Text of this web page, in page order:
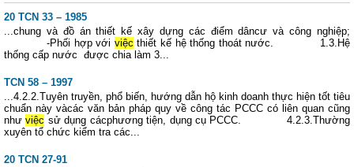
20 TCN 33 – 1985
...chung và đồ án thiết kế xây dựng các điểm dâncư và công nghiệp;
-Phối hợp với việc thiết kế hệ thống thoát nước. 1.3.Hệ
thống cấp nước được chia làm 3...
TCN 58 – 1997
...4.2.2.Tuyên truyền, phổ biến, hướng dẫn hộ kinh doanh thực hiện tốt tiêu
chuẩn này vàcác văn bản pháp quy về công tác PCCC có liên quan cũng
nhưviệc sử dụng cácphương tiện, dụng cụ PCCC. 4.2.3.Thường
xuyên tổ chức kiểm tra các...
20 TCN 27-91